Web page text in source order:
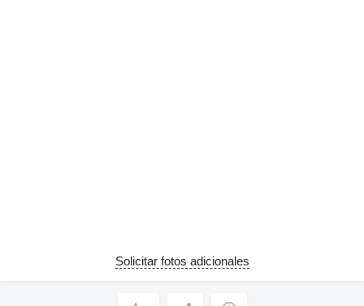
Solicitar fotos adicionales